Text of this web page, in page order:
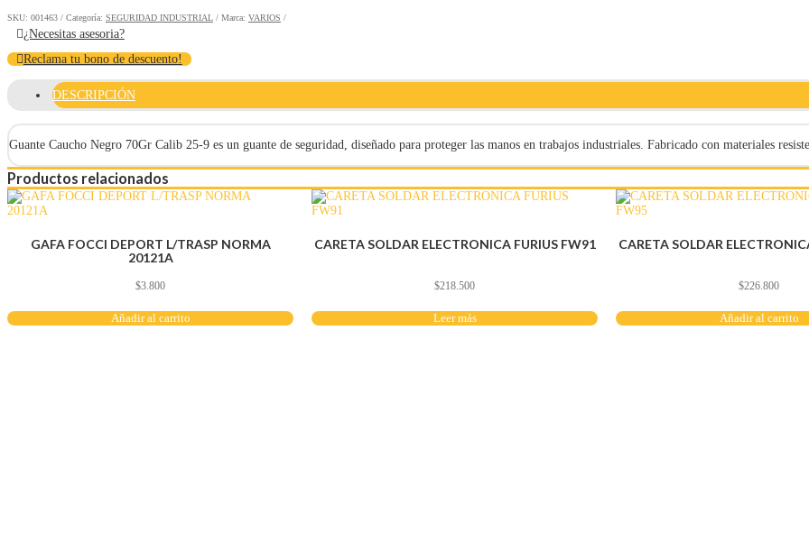
SKU: 001463 Categoría: SEGURIDAD INDUSTRIAL Marca: VARIOS
¿Necesitas asesoria?
Reclama tu bono de descuento!
DESCRIPCIÓN
Guante Caucho Negro 70Gr Calib 25-9 es un guante de seguridad, diseñado para proteger las manos en trabajos industriales. Fabricado con materiales
Productos relacionados
GAFA FOCCI DEPORT L/TRASP NORMA
20121A
$3.800
Añadir al carrito
CARETA SOLDAR ELECTRONICA FURIUS FW91
$218.500
Leer más
CARETA SOLDAR
$226.800
Añadir al carrito